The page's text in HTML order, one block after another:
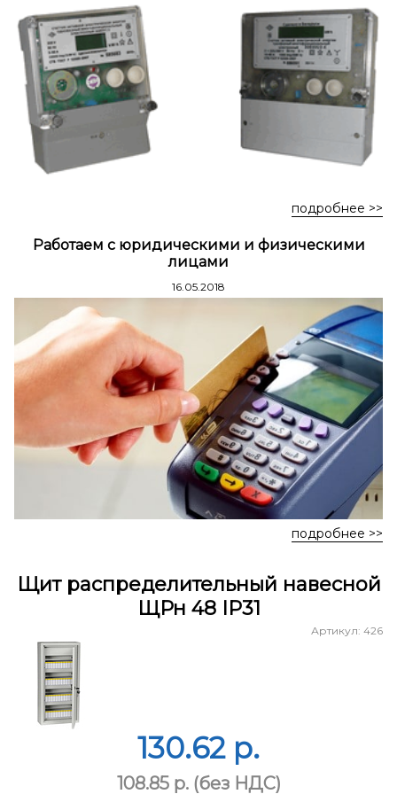
Стремянки стальные
Стремянки двухсторонние стальные
подробнее >>
Работаем с юридическими и физическими
лицами
16.05.2018
подробнее >>
Щит распределительный навесной
ЩРн 48 IP31
Артикул: 426
130.62 p.
108.85 p.(без НДС)